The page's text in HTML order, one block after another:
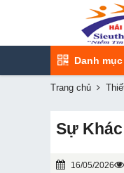
Danh Máy
Trang chủ
Sự
16/05/2026